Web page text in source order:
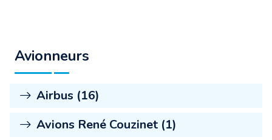
Avionneurs
Airbus (16)
Avions René Couzinet (1)